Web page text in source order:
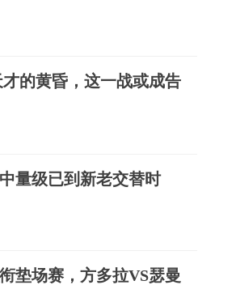
的黄昏，这一战或成告
量级已到新老交替时
垫场赛，方多拉VS瑟曼